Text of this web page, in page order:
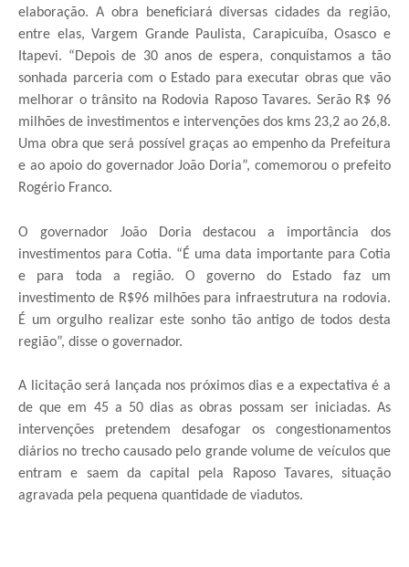
elaboração. A obra beneficiará diversas cidades da região,
entre elas, Vargem Grande Paulista, Carapicuíba, Osasco e
Itapevi. “Depois de 30 anos de espera, conquistamos a tão
sonhada parceria com o Estado para executar obras que vão
melhorar o trânsito na Rodovia Raposo Tavares. Serão R$ 96
milhões de investimentos e intervenções dos kms 23,2 ao 26,8.
Uma obra que será possível graças ao empenho da Prefeitura
e ao apoio do governador João Doria”, comemorou o prefeito
Rogério Franco.
O governador João Doria destacou a importância dos
investimentos para Cotia. “É uma data importante para Cotia
e para toda a região. O governo do Estado faz um
investimento de R$96 milhões para infraestrutura na rodovia.
É um orgulho realizar este sonho tão antigo de todos desta
região”, disse o governador.
A licitação será lançada nos próximos dias e a expectativa é a
de que em 45 a 50 dias as obras possam ser iniciadas. As
intervenções pretendem desafogar os congestionamentos
diários no trecho causado pelo grande volume de veículos que
entram e saem da capital pela Raposo Tavares, situação
agravada pela pequena quantidade de viadutos.